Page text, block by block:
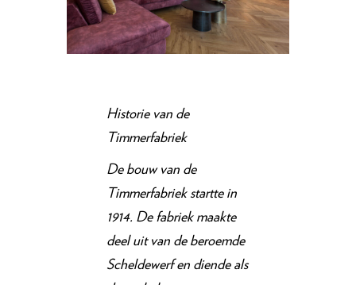
Historie van de
Timmerfabriek
De bouw van de
Timmerfabriek startte in
1914. De fabriek maakte
deel uit van de beroemde
Scheldewerf en diende als